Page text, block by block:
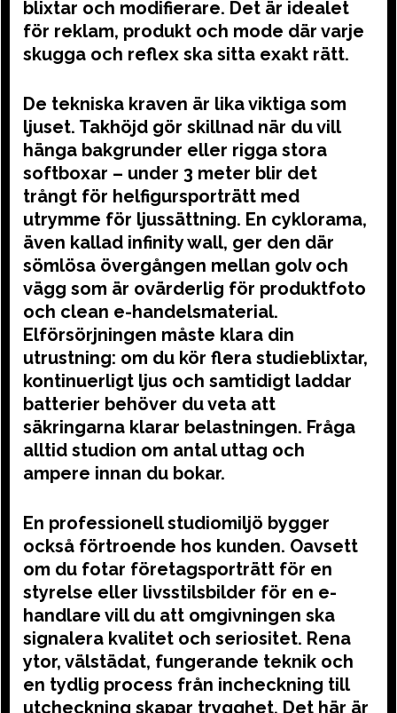
blixtar och modifierare. Det är idealet
för reklam, produkt och mode där varje
skugga och reflex ska sitta exakt rätt.
De tekniska kraven är lika viktiga som
ljuset. Takhöjd gör skillnad när du vill
hänga bakgrunder eller rigga stora
softboxar – under 3 meter blir det
trångt för helfigursporträtt med
utrymme för ljussättning. En cyklorama,
även kallad infinity wall, ger den där
sömlösa övergången mellan golv och
vägg som är ovärderlig för produktfoto
och clean e-handelsmaterial.
Elförsörjningen måste klara din
utrustning: om du kör flera studieblixtar,
kontinuerligt ljus och samtidigt laddar
batterier behöver du veta att
säkringarna klarar belastningen. Fråga
alltid studion om antal uttag och
ampere innan du bokar.
En professionell studiomiljö bygger
också förtroende hos kunden. Oavsett
om du fotar företagsporträtt för en
styrelse eller livsstilsbilder för en e-
handlare vill du att omgivningen ska
signalera kvalitet och seriositet. Rena
ytor, välstädat, fungerande teknik och
en tydlig process från incheckning till
utcheckning skapar trygghet. Det här är